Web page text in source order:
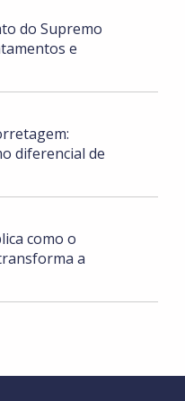
do Supremo
e
diferencial de
como o
a